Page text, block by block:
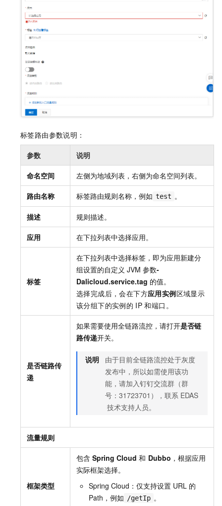
标签路由参数说明：
参数 说明
命名空间 左侧为地域列表，右侧为命名空间列表。
路由名称 标签路由规则名称，例如 test 。
描述 规则描述。
应用 在下拉列表中选择应用。
标签
在下拉列表中选择标签，即为应用新建分
组设置的自定义 JVM 参数-
Dalicloud.service.tag 的值。
选择完成后，会在下方应用实例区域显示
该分组下的实例的 IP 和端口。
是否链路传
递
如果需要使用全链路流控，请打开是否链
路传递开关。
说明
由于目前全链路流控处于灰度
发布中，所以如需使用该功
能，请加入钉钉交流群（群
号：31723701），联系 EDAS
技术支持人员。
流量规则
框架类型
包含 Spring Cloud 和 Dubbo ，根据应用
实际框架选择。
Spring Cloud：仅支持设置 URL 的
Path，例如 /getIp 。